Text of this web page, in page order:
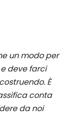
un modo per
deve farci
È
conta
da noi